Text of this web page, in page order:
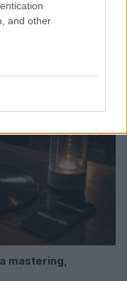
and other
mastering,